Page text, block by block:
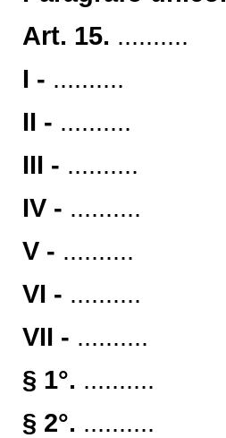
Art. 15. ..........
I - ..........
II - ..........
III - ..........
IV - ..........
V - ..........
VI - ..........
VII - ..........
§ 1°. ..........
§ 2°. ..........